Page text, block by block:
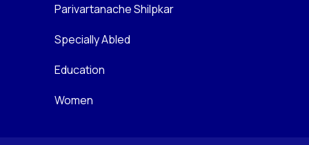
Parivartanache Shilpkar
Specially Abled
Education
Women